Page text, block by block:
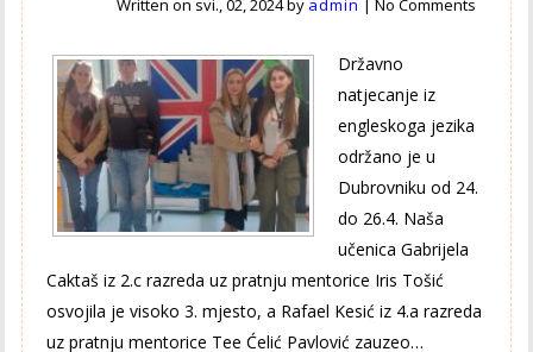
Written on svi., 02, 2024by admin |No Comments
Državno
natjecanje iz
engleskoga jezika
održano je u
Dubrovniku od 24.
do 26.4. Naša
učenica Gabrijela
Caktaš iz 2.c razreda uz pratnju mentorice Iris Tošić
osvojila je visoko 3. mjesto, a Rafael Kesić iz 4.a razreda
uz pratnju mentorice Tee Ćelić Pavlović zauzeo…